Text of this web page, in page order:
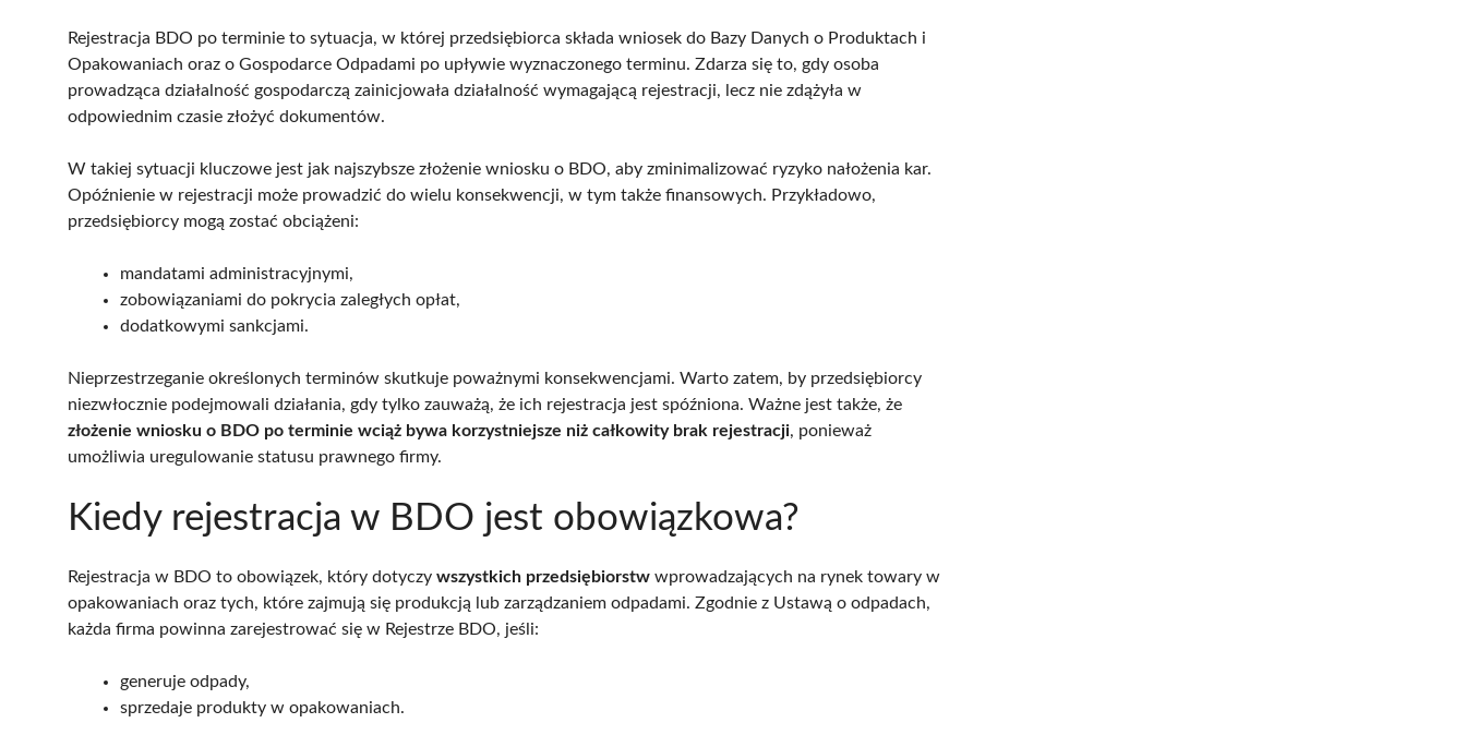
Rejestracja BDO po terminie to sytuacja, w której przedsiębiorca składa wniosek do Bazy Danych o Produktach i
Opakowaniach oraz o Gospodarce Odpadami po upływie wyznaczonego terminu. Zdarza się to, gdy osoba
prowadząca działalność gospodarczą zainicjowała działalność wymagającą rejestracji, lecz nie zdążyła w
odpowiednim czasie złożyć dokumentów.
W takiej sytuacji kluczowe jest jak najszybsze złożenie wniosku o BDO, aby zminimalizować ryzyko nałożenia kar.
Opóźnienie w rejestracji może prowadzić do wielu konsekwencji, w tym także finansowych. Przykładowo,
przedsiębiorcy mogą zostać obciążeni:
mandatami administracyjnymi,
zobowiązaniami do pokrycia zaległych opłat,
dodatkowymi sankcjami.
Nieprzestrzeganie określonych terminów skutkuje poważnymi konsekwencjami. Warto zatem, by przedsiębiorcy
niezwłocznie podejmowali działania, gdy tylko zauważą, że ich rejestracja jest spóźniona. Ważne jest także, że
złożenie wniosku o BDO po terminie wciąż bywa korzystniejsze niż całkowity brak rejestracji, ponieważ
umożliwia uregulowanie statusu prawnego firmy.
Kiedy rejestracja w BDO jest obowiązkowa?
Rejestracja w BDO to obowiązek, który dotyczy wszystkich przedsiębiorstw wprowadzających na rynek towary w
opakowaniach oraz tych, które zajmują się produkcją lub zarządzaniem odpadami. Zgodnie z Ustawą o odpadach,
każda firma powinna zarejestrować się w Rejestrze BDO, jeśli:
generuje odpady,
sprzedaje produkty w opakowaniach.